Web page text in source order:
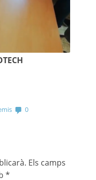
0
Els camps
*